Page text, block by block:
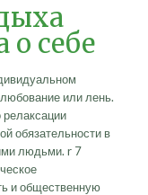
о себе
или лень.
релаксации
обязательности в
людьми. r 7
и общественную